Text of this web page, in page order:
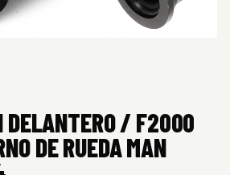
/ F2000
DE RUEDA MAN